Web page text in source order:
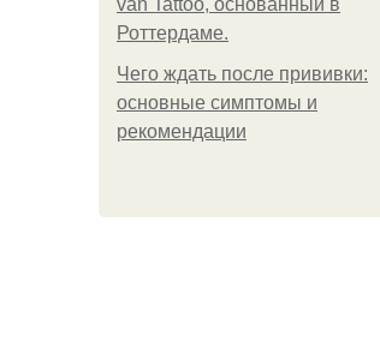
van Tattoo, основанный в
Роттердаме.
Чего ждать после прививки:
основные симптомы и
рекомендации